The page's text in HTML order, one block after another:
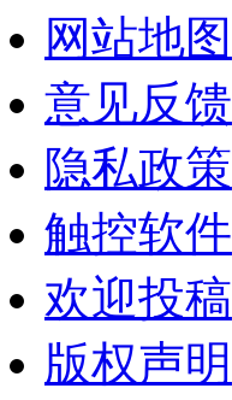
网站地图
意见反馈
隐私政策
触控软件
欢迎投稿
版权声明